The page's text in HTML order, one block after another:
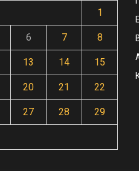
1
6 7 8
13 14 15
20 21 22
27 28 29